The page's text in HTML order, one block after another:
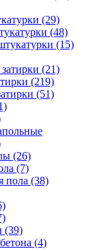
(29)
(48)
(15)
(21)
(219)
(51)
(26)
(7)
пола (38)
(39)
(4)